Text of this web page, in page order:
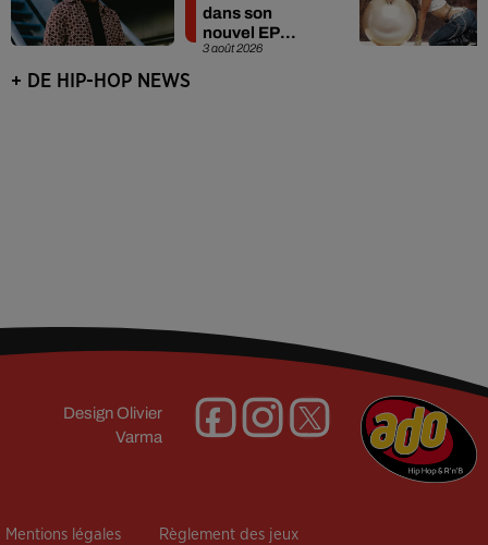
3 août 2026
dans son
nouvel EP
« Soleil de
+ DE HIP-HOP NEWS
Design Olivier
Varma
Mentions légales Règlement des jeux